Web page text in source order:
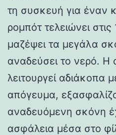
τη συσκευή για έναν
ρομπότ τελειώνει
μαζέψει τα μεγάλα
αναδεύσει το νερό. Η
λειτουργεί αδιάκοπα
απόγευμα,
αναδευόμενη σκόνη
ασφάλεια μέσα στο